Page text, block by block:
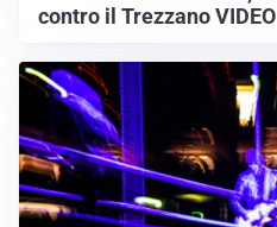
contro il Trezzano VIDEO